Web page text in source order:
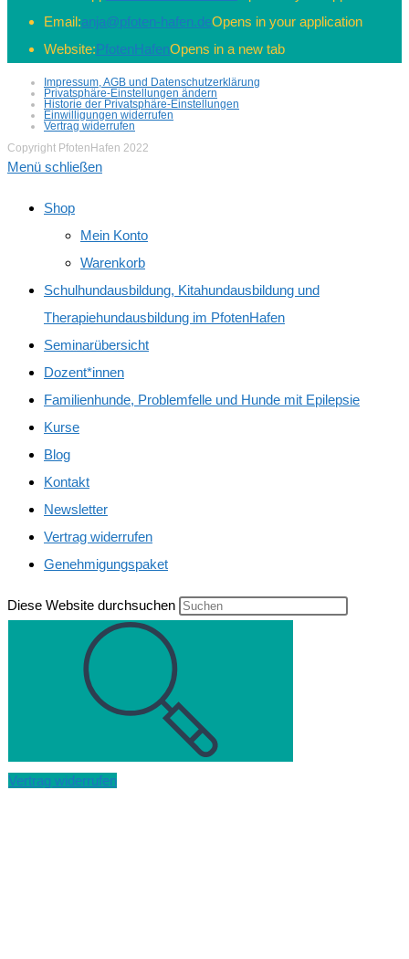
Email:anja@pfoten-hafen.deOpens in your application
Website:PfotenHafenOpens in a new tab
Impressum, AGB und Datenschutzerklärung
Privatsphäre-Einstellungen ändern
Historie der Privatsphäre-Einstellungen
Einwilligungen widerrufen
Vertrag widerrufen
Copyright PfotenHafen 2022
Menü schließen
Shop
Mein Konto
Warenkorb
Schulhundausbildung, Kitahundausbildung und
Therapiehundausbildung im PfotenHafen
Seminarübersicht
Dozent*innen
Familienhunde, Problemfelle und Hunde mit Epilepsie
Kurse
Blog
Kontakt
Newsletter
Vertrag widerrufen
Genehmigungspaket
Diese Website durchsuchen
Vertrag widerrufen